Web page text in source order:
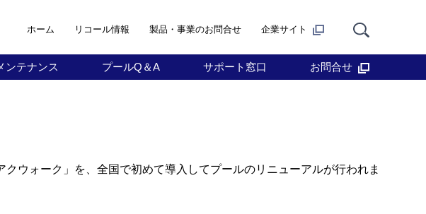
ホーム リコール情報 製品・事業のお問合せ 企業サイト
ンテナンス プールQ＆A サポート窓口 お問合せ
ウォーク」を、全国で初めて導入してプールのリニューアルが行われま